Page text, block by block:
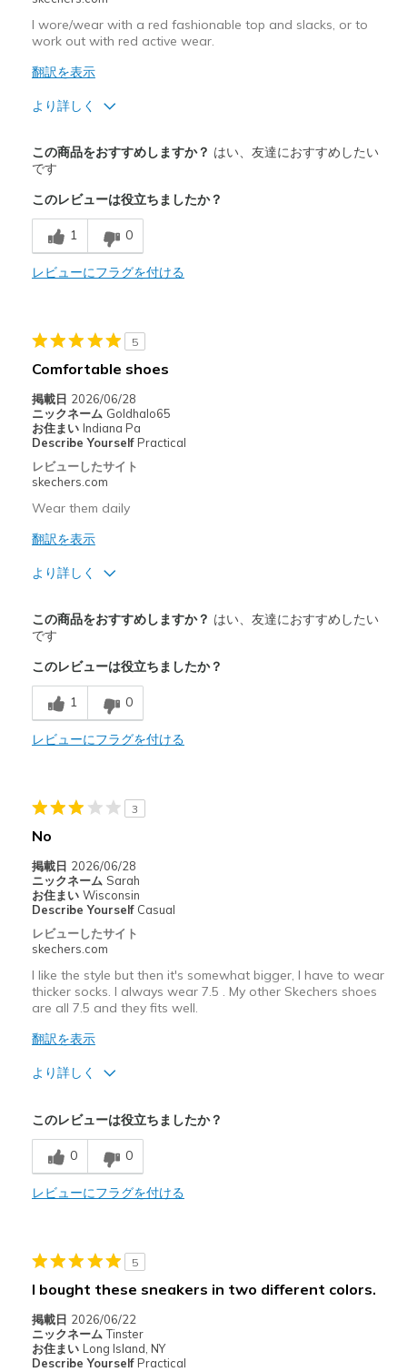
Width
Feels true to width
Sizing
Feels true to size
View On Shoes
I wore/wear with a red fashionable top and slacks, or to
work out with red active wear.
翻訳を表示
より詳しく
Attractive Design
Comfortable
Stylish
以下に最適
Travel
Width
Feels true to width
Sizing
View On Shoes
I'm Really Into Shoes
この商品をおすすめしますか？ はい、友達におすすめしたい
です
このレビューは役立ちましたか？
1 0
レビューにフラグを付ける
5
Comfortable shoes
掲載日 2026/06/28
ニックネーム Goldhalo65
お住まい Indiana Pa
Describe Yourself Practical
レビューしたサイト
skechers.com
Wear them daily
翻訳を表示
より詳しく
Attractive Design
Breathe Well
Comfortable
Durable
以下に最適
Casual Wear
Going Out
Travel
Width
Sizing
Feels true to size
View On Shoes
Shoes are for Wearing
この商品をおすすめしますか？ はい、友達におすすめしたい
です
このレビューは役立ちましたか？
1 0
レビューにフラグを付ける
3
No
掲載日 2026/06/28
ニックネーム Sarah
お住まい Wisconsin
Describe Yourself Casual
レビューしたサイト
skechers.com
I like the style but then it's somewhat bigger, I have to wear
thicker socks. I always wear 7.5 . My other Skechers shoes
are all 7.5 and they fits well.
翻訳を表示
より詳しく
Comfortable
Width
Feels true to width
Sizing
Feels half size too big
View On Shoes
このレビューは役立ちましたか？
0 0
レビューにフラグを付ける
5
I bought these sneakers in two different colors.
掲載日 2026/06/22
ニックネーム Tinster
お住まい Long Island, NY
Describe Yourself Practical